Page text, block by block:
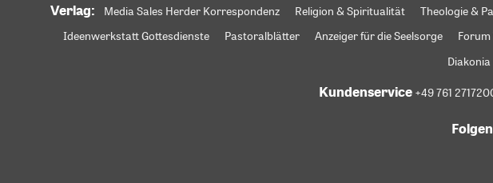
Verlag: Media Sales Herder Korrespondenz Religion & Spiritualität Theologie &
Ideenwerkstatt Gottesdienste
Pastoralblätter Anzeiger für die Seelsorge
Diakonia
Kundenservice +49 761